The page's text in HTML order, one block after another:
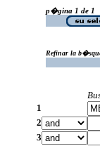
p�gina 1 de 1
Refinar la
1
2
3